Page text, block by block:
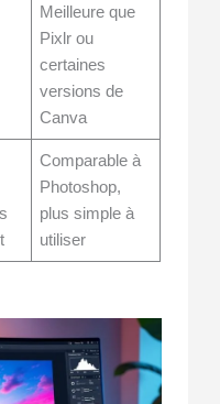
Meilleure que
Pixlr ou
certaines
versions de
Canva
Comparable à
Photoshop,
plus simple à
utiliser